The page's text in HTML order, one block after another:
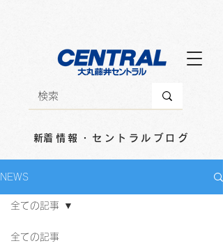
​新着情報・セントラルブログ
NEWS
全ての記事
全ての記事